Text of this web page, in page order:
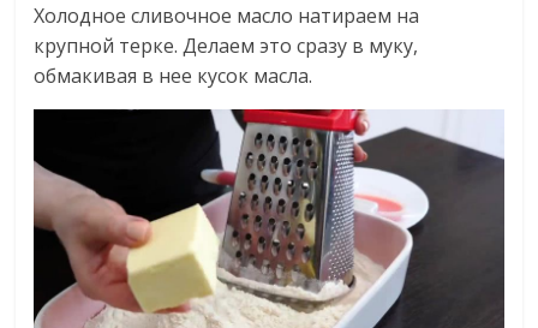
Холодное сливочное масло натираем на
крупной терке. Делаем это сразу в муку,
обмакивая в нее кусок масла.